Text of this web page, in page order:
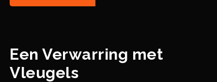
Een Verwarring met
Vleugels